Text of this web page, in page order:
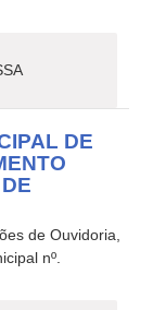
DE
de Ouvidoria,
nº.